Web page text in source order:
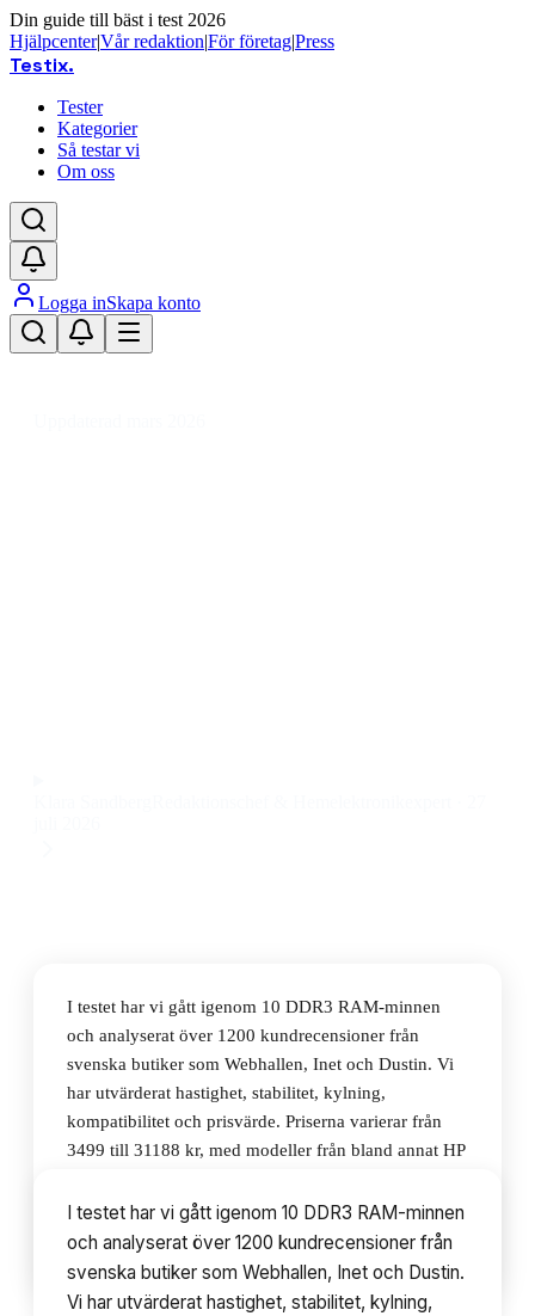
Din guide till bäst i test 2026
Hjälpcenter|Vår redaktion|För företag|Press
Testix.
Tester
Kategorier
Så testar vi
Om oss
Logga inSkapa konto
I testet har vi gått igenom 10 DDR3 RAM-minnen
och analyserat över 1200 kundrecensioner från
svenska butiker som Webhallen, Inet och Dustin. Vi
har utvärderat hastighet, stabilitet, kylning,
kompatibilitet och prisvärde. Priserna varierar från
3499 till 31188 kr, med modeller från bland annat HP
Innehållsförteckning 10avsnitt
I testet har vi gått igenom 10 DDR3 RAM-minnen
och analyserat över 1200 kundrecensioner från
svenska butiker som Webhallen, Inet och Dustin.
Vi har utvärderat hastighet, stabilitet, kylning,